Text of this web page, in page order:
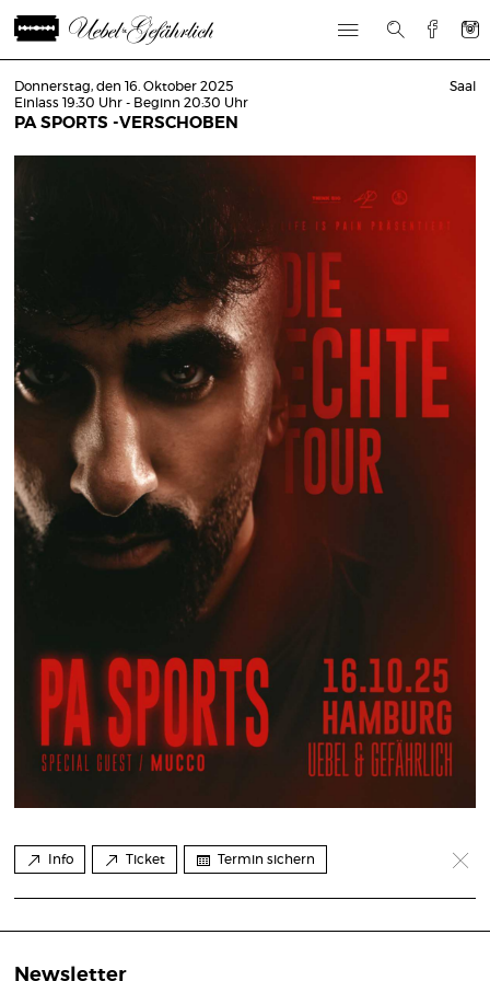
Donnerstag, den 16. Oktober 2025
Einlass 19:30 Uhr - Beginn 20:30 Uhr
PA SPORTS -VERSCHOBEN
Saal
Info Ticket Termin sichern
Newsletter